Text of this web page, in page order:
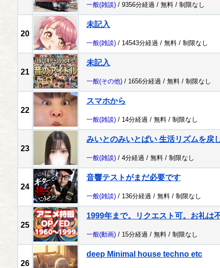
一般(雑談) / 9356分経過 / 無料 / 制限なし
20
未記入
一般(雑談) / 14543分経過 / 無料 / 制限なし
21
未記入
一般(その他) / 1656分経過 / 無料 / 制限なし
22
スマホから
一般(雑談) / 14分経過 / 無料 / 制限なし
23
みいとのみいとぱい 生活リズムを戻
一般(雑談) / 4分経過 / 無料 / 制限なし
24
音響テストがまだ必要です
一般(雑談) / 136分経過 / 無料 / 制限なし
25
1999年まで。リクエスト可。お礼は
一般(動画) / 15分経過 / 無料 / 制限なし
26
deep Minimal house techno etc